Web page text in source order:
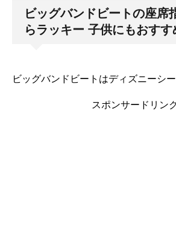
ビッグバンドビートの座席
らラッキー 子供にもおす
ビッグバンドビートはディズニーシー
スポンサードリン